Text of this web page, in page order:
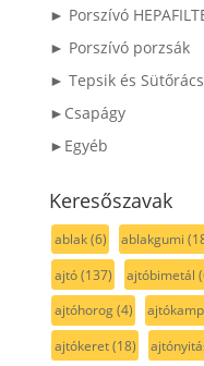
► Porszívó
► Porszívó porzsák
► Tepsik és
►Csapágy
►Egyéb
Keresőszavak
ablak(6) ablakgumi
ajtó(137) ajtóbimetál
ajtóhorog(4)
ajtókeret(18)